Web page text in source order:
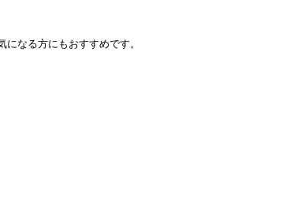
なる方にもおすすめです。